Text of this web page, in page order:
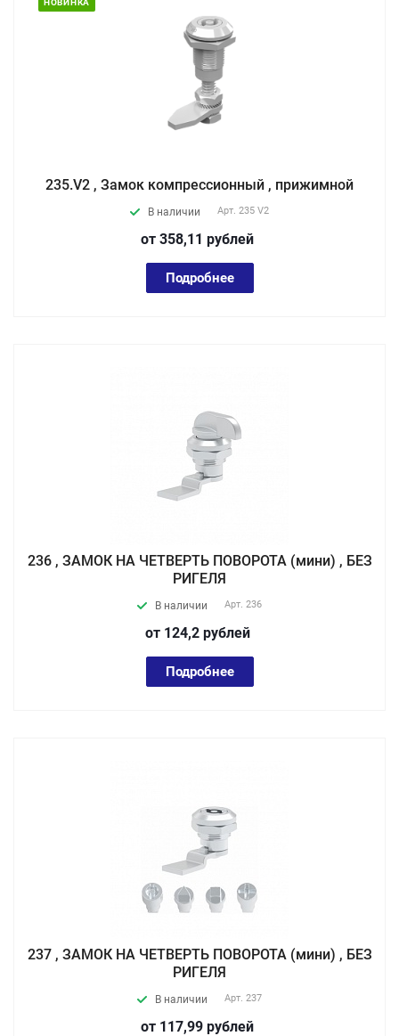
НОВИНКА
235.V2 , Замок компрессионный , прижимной
В наличии Арт. 235 V2
от 358,11 рублей
Подробнее
236 , ЗАМОК НА ЧЕТВЕРТЬ ПОВОРОТА (мини) , БЕЗ
РИГЕЛЯ
В наличии Арт. 236
от 124,2 рублей
Подробнее
237 , ЗАМОК НА ЧЕТВЕРТЬ ПОВОРОТА (мини) , БЕЗ
РИГЕЛЯ
В наличии Арт. 237
от 117,99 рублей